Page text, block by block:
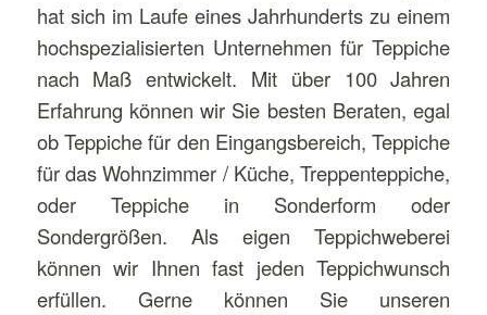
hat sich im Laufe eines Jahrhunderts zu einem
hochspezialisierten Unternehmen für Teppiche
nach Maß entwickelt. Mit über 100 Jahren
Erfahrung können wir Sie besten Beraten, egal
ob Teppiche für den Eingangsbereich, Teppiche
für das Wohnzimmer / Küche, Treppenteppiche,
oder Teppiche in Sonderform oder
Sondergrößen. Als eigen Teppichweberei
können wir Ihnen fast jeden Teppichwunsch
erfüllen. Gerne können Sie unseren